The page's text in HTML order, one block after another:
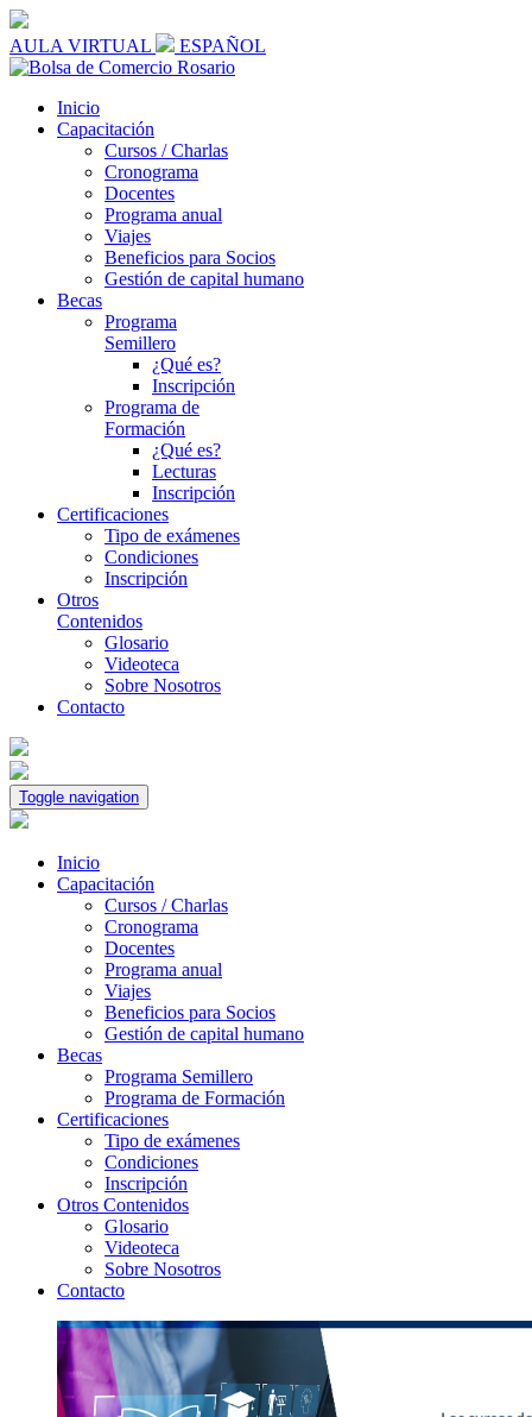
AULA VIRTUAL ESPAÑOL
Inicio
Capacitación
Cursos / Charlas
Cronograma
Docentes
Programa anual
Viajes
Beneficios para Socios
Gestión de capital humano
Becas
Programa
Semillero
¿Qué es?
Inscripción
Programa de
Formación
¿Qué es?
Lecturas
Inscripción
Certificaciones
Tipo de exámenes
Condiciones
Inscripción
Otros
Contenidos
Glosario
Videoteca
Sobre Nosotros
Contacto
Toggle navigation
Inicio
Capacitación
Cursos / Charlas
Cronograma
Docentes
Programa anual
Viajes
Beneficios para Socios
Gestión de capital humano
Becas
Programa Semillero
Programa de Formación
Certificaciones
Tipo de exámenes
Condiciones
Inscripción
Otros Contenidos
Glosario
Videoteca
Sobre Nosotros
Contacto